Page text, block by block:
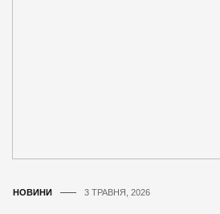
НОВИНИ 3 ТРАВНЯ, 2026